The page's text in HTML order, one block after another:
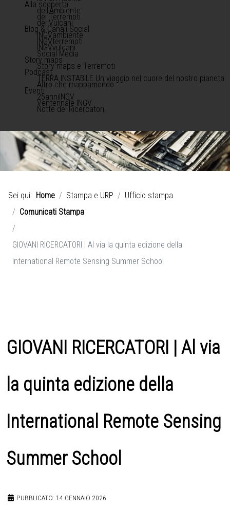
Alla scoperta
dell'Ambiente
dei Terremoti
dei Vulcani
Blog & Canali Social
INGVambiente
INGVterremoti
INGVvulcani
Social Media
Story maps
Story maps e Terremoti
Podcast
TERRA INSTABILE Un viaggio nel cuore del nostro pianeta
Altro che mappamondo
Eventi
25anniINGV
Ventennale INGV
Notte dei Ricercatori
Sei qui: Home Stampa e URP
Ufficio stampa
Comunicati Stampa
GIOVANI RICERCATORI | Al via la quinta edizione della
International Remote Sensing Summer School
GIOVANI RICERCATORI | Al via
la quinta edizione della
International Remote Sensing
Summer School
PUBBLICATO: 14 GENNAIO 2026